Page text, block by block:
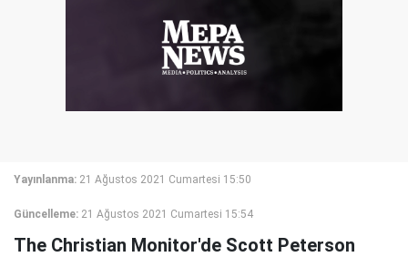
Yayınlanma: 21 Ağustos 2021 Cumartesi 15:50
Güncelleme: 21 Ağustos 2021 Cumartesi 15:54
The Christian Monitor'de Scott Peterson